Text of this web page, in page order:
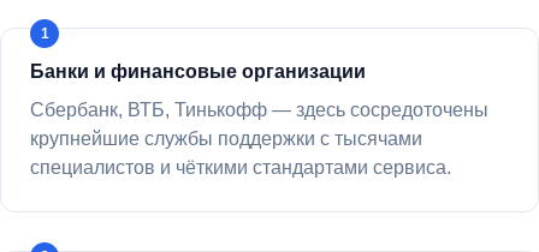
Банки и финансовые организации
Сбербанк, ВТБ, Тинькофф — здесь сосредоточены
крупнейшие службы поддержки с тысячами
специалистов и чёткими стандартами сервиса.